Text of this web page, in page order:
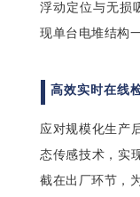
浮动定位与无损
现单台电堆结构
高效实时在线
应对规模化生产
态传感技术，实
截在出厂环节，